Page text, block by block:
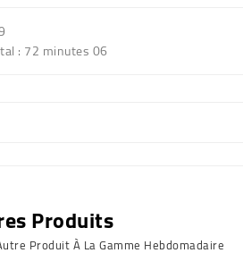
: 72 minutes 06
Produits
Produit À La Gamme Hebdomadaire